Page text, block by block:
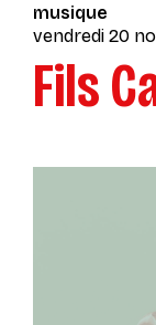
musique
vendredi 20
Fils